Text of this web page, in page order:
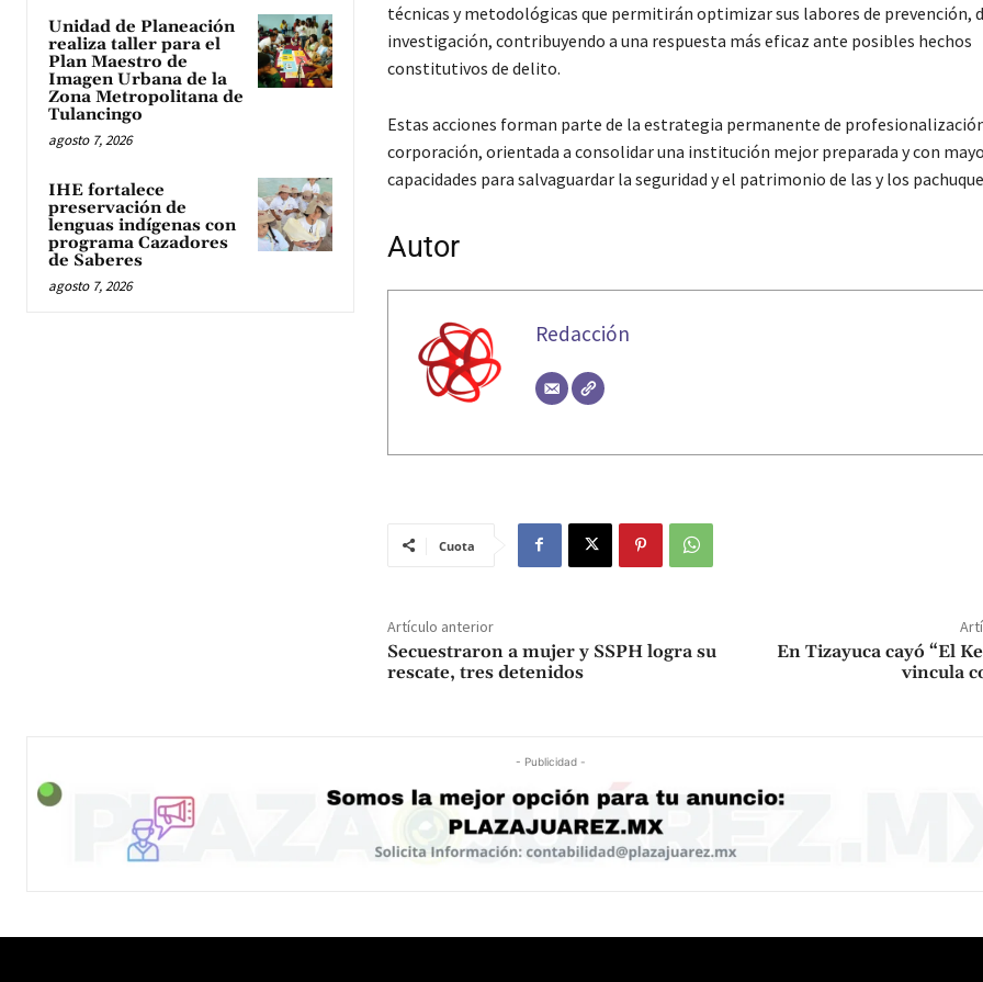
Unidad de Planeación
realiza taller para el
Plan Maestro de
Imagen Urbana de la
Zona Metropolitana de
Tulancingo
agosto 7, 2026
IHE fortalece
preservación de
lenguas indígenas con
programa Cazadores
de Saberes
agosto 7, 2026
técnicas y metodológicas que permitirán optimizar sus labores de prevención,
investigación, contribuyendo a una respuesta más eficaz ante posibles hechos
constitutivos de delito.
Estas acciones forman parte de la estrategia permanente de
corporación, orientada a consolidar una institución mejor preparada y con
capacidades para salvaguardar la seguridad y el patrimonio de las y los
Autor
Redacción
Cuota
Artículo anterior
Secuestraron a mujer y SSPH logra su
rescate, tres detenidos
En Tizayuca cayó “El
vincula
- Publicidad -